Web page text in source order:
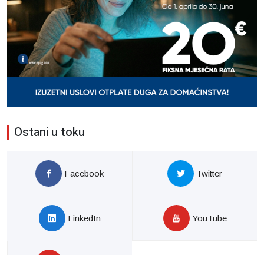
Ostani u toku
Facebook Twitter
LinkedIn YouTube